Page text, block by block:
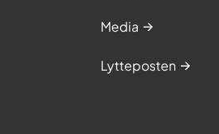
Media
Lytteposten